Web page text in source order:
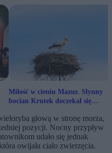
Miłość w cieniu Mazur. Słynny
bocian Krutek doczekał się
głową w stronę morza,
pozycji. Nocny przypływ
udało się jednak
która owijała ciało zwierzęcia.